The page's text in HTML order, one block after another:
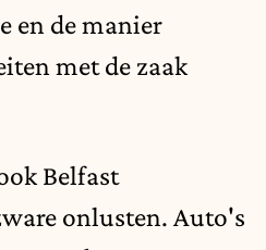
en de manier
met de zaak
Belfast
onlusten. Auto's